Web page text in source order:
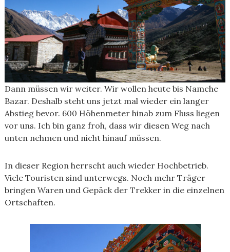
Dann müssen wir weiter. Wir wollen heute bis Namche
Bazar. Deshalb steht uns jetzt mal wieder ein langer
Abstieg bevor. 600 Höhenmeter hinab zum Fluss liegen
vor uns. Ich bin ganz froh, dass wir diesen Weg nach
unten nehmen und nicht hinauf müssen.
In dieser Region herrscht auch wieder Hochbetrieb.
Viele Touristen sind unterwegs. Noch mehr Träger
bringen Waren und Gepäck der Trekker in die einzelnen
Ortschaften.